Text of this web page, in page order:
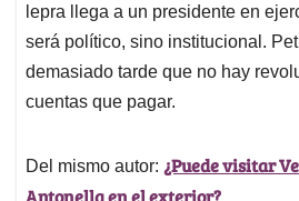
lepra llega a un presidente en
será político, sino institucional.
demasiado tarde que no hay
cuentas que pagar.
Del mismo autor: ¿Puede visitar
Antonella en el exterior?